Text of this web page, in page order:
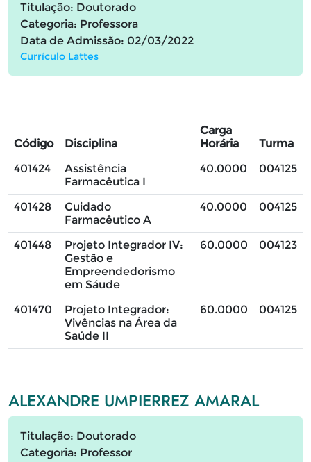
Titulação: Doutorado
Categoria: Professora
Data de Admissão: 02/03/2022
Currículo Lattes
Código Disciplina
Carga
Horária
Turma
401424
Assistência
Farmacêutica I
40.0000 004125
401428
Cuidado
Farmacêutico A
40.0000 004125
401448
Projeto Integrador IV:
Gestão e
Empreendedorismo
em Sáude
60.0000 004123
401470
Projeto Integrador:
Vivências na Área da
Saúde II
60.0000 004125
ALEXANDRE UMPIERREZ AMARAL
Titulação: Doutorado
Categoria: Professor